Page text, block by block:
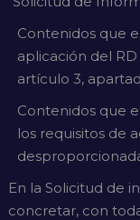
Contenidos que
aplicación del RD
artículo 3,
Contenidos que
los requisitos de
En la Solicitud de
concretar, con